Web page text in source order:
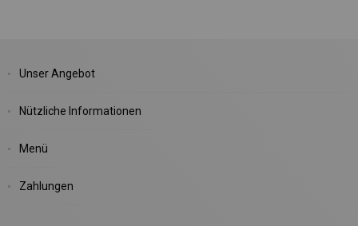
Unser Angebot
Nützliche Informationen
Menü
Zahlungen